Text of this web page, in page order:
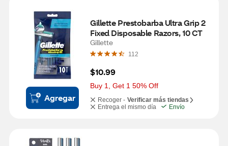
Agregar
Gillette Prestobarba Ultra Grip 2
Fixed Disposable Razors, 10 CT
Gillette
112
$10.99
Buy 1, Get 1 50% Off
Recoger - Verificar más tiendas
Entrega el mismo día
Envío